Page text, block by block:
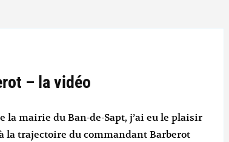
– la vidéo
la mairie du Ban-de-Sapt, j’ai eu le plaisir
la trajectoire du commandant Barberot